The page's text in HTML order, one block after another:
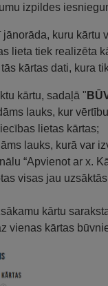
izpildes
kuru kārtu
lieta tiek realizēta
kārtas dati, kura
kārtu, sadaļā "
lauks, kur
lietas kārtas;
lauks, kurā var
“Apvienot ar x.
visas jau
kārtu
vienas kārtas